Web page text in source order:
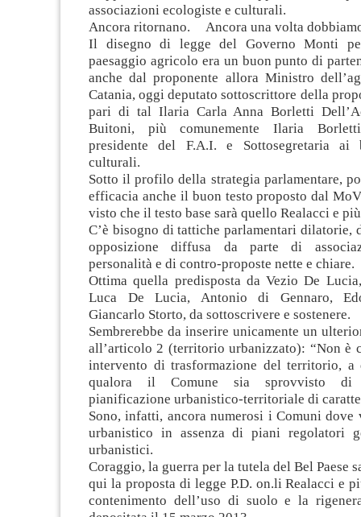
associazioni ecologiste e culturali.
Ancora ritornano. Ancora una volta
Il disegno di legge del Governo Monti
paesaggio agricolo era un buon punto di
anche dal proponente allora Ministro
Catania, oggi deputato sottoscrittore della
pari di tal Ilaria Carla Anna Borletti
Buitoni, più comunemente Ilaria
presidente del F.A.I. e Sottosegretaria
culturali.
Sotto il profilo della strategia parlamentare,
efficacia anche il buon testo proposto dal
visto che il testo base sarà quello Realacci e
C’è bisogno di tattiche parlamentari dilatorie,
opposizione diffusa da parte di
personalità e di contro-proposte nette e chiare.
Ottima quella predisposta da Vezio De
Luca De Lucia, Antonio di Gennaro,
Giancarlo Storto, da sottoscrivere e sostenere.
Sembrerebbe da inserire unicamente un
all’articolo 2 (territorio urbanizzato): “Non è
intervento di trasformazione del territorio, a
qualora il Comune sia sprovvisto di
pianificazione urbanistico-territoriale di
Sono, infatti, ancora numerosi i Comuni dove
urbanistico in assenza di piani regolatori
urbanistici.
Coraggio, la guerra per la tutela del Bel Paese
qui la proposta di legge P.D. on.li Realacci e
contenimento dell’uso di suolo e la